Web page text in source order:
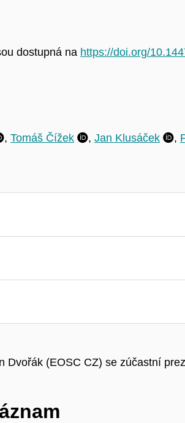
dostupná na https://doi.org/
, Tomáš Čížek , Jan Klusáček ,
Dvořák (EOSC CZ) se zúčastní